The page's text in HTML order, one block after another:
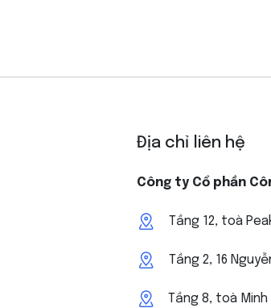
Địa chỉ liên hệ
Công ty Cổ phần
Tầng 12, toà
Tầng 2, 16
Tầng 8, toà Minh